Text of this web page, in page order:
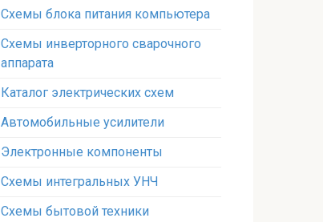
Схемы блока питания компьютера
Схемы инверторного сварочного
аппарата
Каталог электрических схем
Автомобильные усилители
Электронные компоненты
Схемы интегральных УНЧ
Схемы бытовой техники